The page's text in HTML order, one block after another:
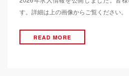
す。詳細は上の画像からご覧ください。
READ MORE